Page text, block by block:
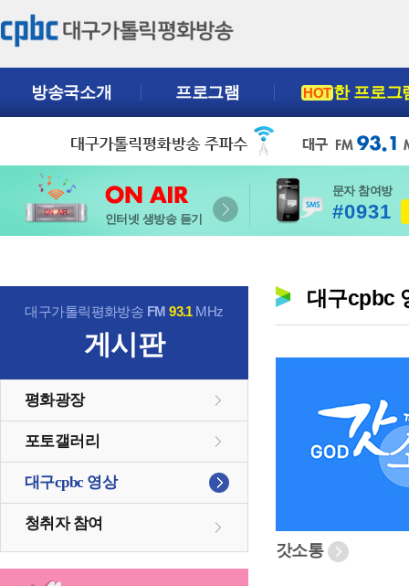
방송국소개 프로그램 HOT한 프로그
인터넷 생방송 듣기
문자 참여방
#0931
대구가톨릭평화방송 FM93.1MHz
게시판
평화광장
포토갤러리
대구cpbc 영상
청취자 참여
대구cpbc
갓소통